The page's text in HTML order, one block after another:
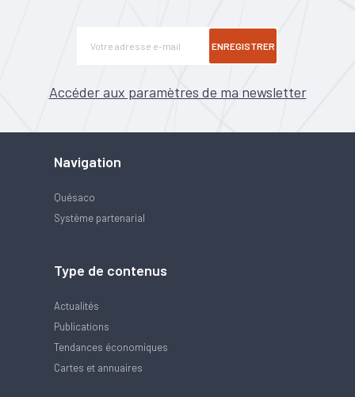
ENREGISTRER
Accéder aux paramètres de ma newsletter
Navigation
Quésaco
Système partenarial
Type de contenus
Actualités
Publications
Tendances économiques
Cartes et annuaires